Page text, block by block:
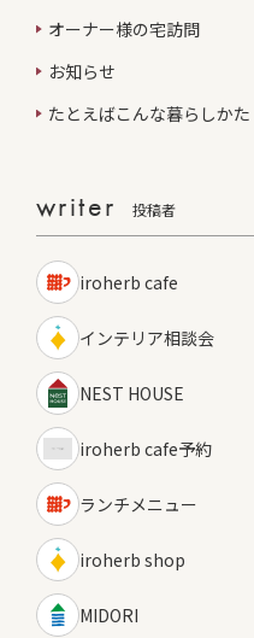
オーナー様の宅訪問
お知らせ
たとえばこんな暮らしかた
writer 投稿者
iroherb cafe
インテリア相談会
NEST HOUSE
iroherb cafe予約
ランチメニュー
iroherb shop
MIDORI